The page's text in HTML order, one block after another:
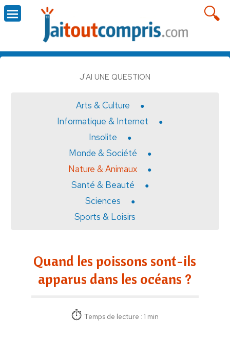
J'AI UNE QUESTION
Arts & Culture
Informatique & Internet
Insolite
Monde & Société
Nature & Animaux
Santé & Beauté
Sciences
Sports & Loisirs
Quand les poissons sont-ils
apparus dans les océans ?
Temps de lecture : 1 min